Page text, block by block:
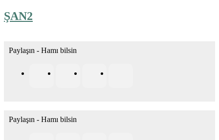
ŞAN2
Paylaşın - Hamı bilsin
Paylaşın - Hamı bilsin